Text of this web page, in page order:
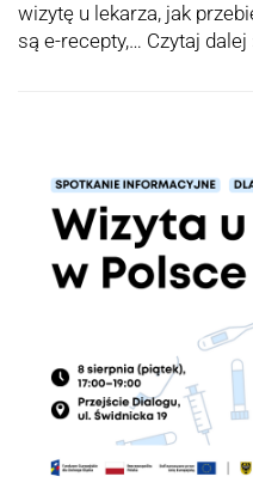
wizytę u lekarza, jak
są e-recepty,… Czytaj dalej